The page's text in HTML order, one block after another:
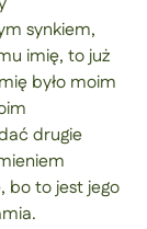
synkiem,
imię, to już
było moim
drugie
bo to jest jego